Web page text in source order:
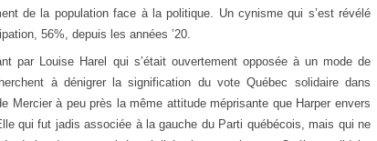
de la population face à la politique. Un cynisme qui s’est révélé
56%, depuis les années ’20.
par Louise Harel qui s’était ouvertement opposée à un mode de
à dénigrer la signification du vote Québec solidaire dans
Mercier à peu près la même attitude méprisante que Harper envers
qui fut jadis associée à la gauche du Parti québécois, mais qui ne